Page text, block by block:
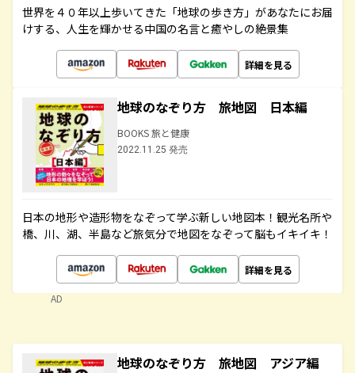
世界を４０年以上歩いてきた「地球の歩き方」があなたにお届
けする、人生を輝かせる中国の名言と癒やしの絶景集
詳細を見る
地球のなぞり方 旅地図 日本編
BOOKS 旅と健康
2022.11.25 発売
日本の地形や造形物をなぞって学ぶ新しい地図本！観光名所や
橋、川、湖、半島など旅気分で地図をなぞって脳もイキイキ！
詳細を見る
AD
地球のなぞり方 旅地図 アジア編